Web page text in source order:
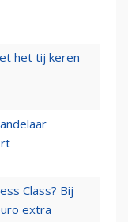
het tij keren
Class? Bij
extra